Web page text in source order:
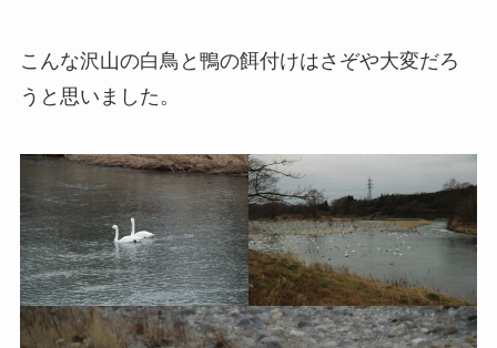
こんな沢山の白鳥と鴨の餌付けはさぞや大変だろ
うと思いました。